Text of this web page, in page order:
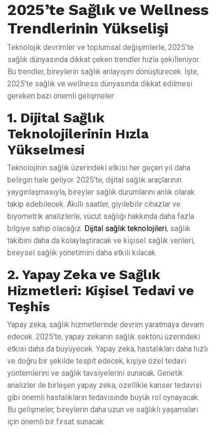
2025’te Sağlık ve Wellness
Trendlerinin Yükselişi
Teknolojik devrimler ve toplumsal değişimlerle, 2025’te
sağlık dünyasında dikkat çeken trendler hızla şekilleniyor.
Bu trendler, bireylerin sağlık anlayışını dönüştürecek. İşte,
2025’te sağlık ve wellness dünyasında dikkat edilmesi
gereken bazı önemli gelişmeler:
1. Dijital Sağlık
Teknolojilerinin Hızla
Yükselmesi
Teknolojinin sağlık üzerindeki etkisi her geçen yıl daha
belirgin hale geliyor. 2025’te, dijital sağlık araçlarının
yaygınlaşmasıyla, bireyler sağlık durumlarını anlık olarak
takip edebilecek. Akıllı saatler, giyilebilir cihazlar ve
biyometrik analizlerle, vücut sağlığı hakkında daha fazla
bilgiye sahip olacağız. Dijital sağlık teknolojileri, sağlık
takibini daha da kolaylaştıracak ve kişisel sağlık verileri,
bireysel sağlık yönetimini daha etkili kılacak.
2. Yapay Zeka ve Sağlık
Hizmetleri: Kişisel Tedavi ve
Teşhis
Yapay zeka, sağlık hizmetlerinde devrim yaratmaya devam
edecek. 2025’te, yapay zekanın sağlık sektörü üzerindeki
etkisi daha da büyüyecek. Yapay zeka, hastalıkları daha hızlı
ve doğru bir şekilde tespit edecek, kişiye özel tedavi
yöntemlerini ve sağlık tavsiyelerini sunacak. Genetik
analizler ile birleşen yapay zeka, özellikle kanser tedavisi
gibi önemli hastalıkların tedavisinde büyük rol oynayacak.
Bu gelişmeler, bireylerin daha uzun ve sağlıklı yaşamaları
için önemli bir fırsat sunacak.